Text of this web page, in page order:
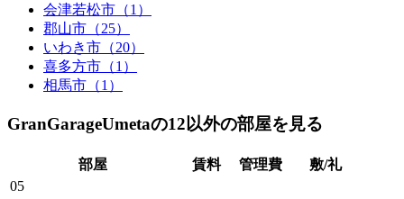
会津若松市（1）
郡山市（25）
いわき市（20）
喜多方市（1）
相馬市（1）
GranGarageUmetaの12以外の部屋を見る
部屋 賃料 管理費
敷/礼
05